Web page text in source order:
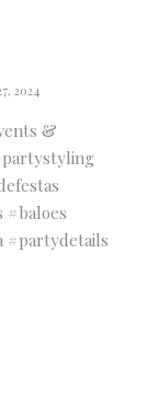
2024
&
#baloes
#partydetails